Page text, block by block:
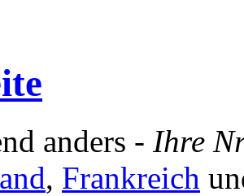
anders - Ihre
, Frankreich